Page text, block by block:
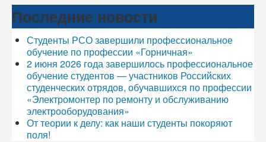
Последние новости
Студенты РСО завершили профессиональное
обучение по профессии «Горничная»
2 июня 2026 года завершилось профессиональное
обучение студентов — участников Российских
студенческих отрядов, обучавшихся по профессии
«Электромонтер по ремонту и обслуживанию
электрооборудования»
От теории к делу: как наши студенты покоряют
поля!